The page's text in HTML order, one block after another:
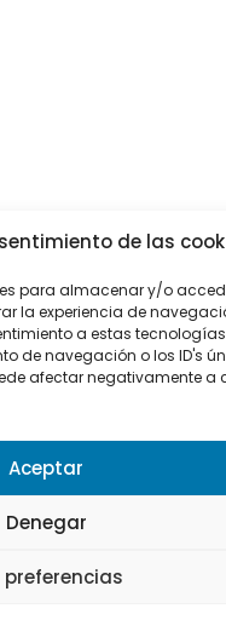
de las
para almacenar y/o
la experiencia de
a estas
de navegación o los ID's
afectar negativamente a
Aceptar
Denegar
preferencias